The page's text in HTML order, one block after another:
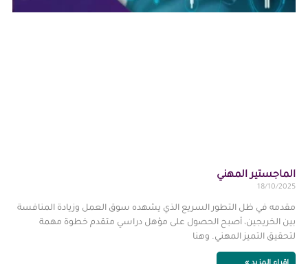
الماجستير المهني
18/10/2025
مقدمه في ظل التطور السريع الذي يشهده سوق العمل وزيادة المنافسة
بين الخريجين، أصبح الحصول على مؤهل دراسي متقدم خطوة مهمة
لتحقيق التميز المهني. وهنا